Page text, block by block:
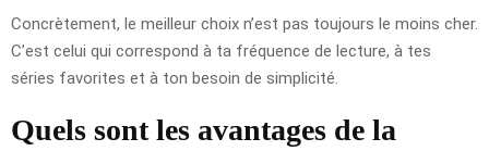
Concrètement, le meilleur choix n’est pas toujours le moins cher.
C’est celui qui correspond à ta fréquence de lecture, à tes
séries favorites et à ton besoin de simplicité.
Quels sont les avantages de la